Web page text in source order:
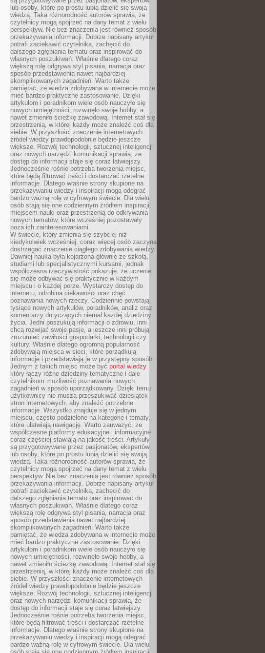
lub osoby, które po prostu lubią dzielić się swoją
wiedzą. Taka różnorodność autorów sprawia, że
czytelnicy mogą spojrzeć na dany temat z wielu
perspektyw. Nie bez znaczenia jest również sposób
przekazywania informacji. Dobrze napisany artykuł
potrafi zaciekawić czytelnika, zachęcić do
dalszego zgłębiania tematu oraz inspirować do
własnych poszukiwań. Właśnie dlatego coraz
większą rolę odgrywa styl pisania, narracja oraz
sposób przedstawienia nawet najbardziej
skomplikowanych zagadnień. Warto także
pamiętać, że wiedza zdobywana w internecie może
mieć bardzo praktyczne zastosowanie. Dzięki
artykułom i poradnikom wiele osób nauczyło się
nowych umiejętności, rozwinęło swoje hobby, a
nawet zmieniło ścieżkę zawodową. Internet stał się
przestrzenią, w której każdy może znaleźć coś dla
siebie. W przyszłości znaczenie internetowych
źródeł wiedzy prawdopodobnie będzie jeszcze
większe. Rozwój technologii, sztucznej inteligencji
oraz nowych narzędzi komunikacji sprawia, że
dostęp do informacji staje się coraz łatwiejszy.
Jednocześnie rośnie potrzeba tworzenia miejsc,
które będą filtrować treści i dostarczać rzetelne
informacje. Dlatego właśnie strony skupione na
przekazywaniu wiedzy i inspiracji mogą odegrać
bardzo ważną rolę w cyfrowym świecie. Dla wielu
osób stają się one codziennym źródłem inspiracji,
miejscem nauki oraz przestrzenią do odkrywania
nowych tematów, które wcześniej pozostawały
poza ich zainteresowaniami.
W świecie, który zmienia się szybciej niż
kiedykolwiek wcześniej, coraz więcej osób zaczyna
dostrzegać znaczenie ciągłego zdobywania wiedzy.
Dawniej nauka była kojarzona głównie ze szkołą,
studiami lub specjalistycznymi kursami, jednak
współczesna rzeczywistość pokazuje, że uczenie
się może odbywać się praktycznie w każdym
miejscu i o każdej porze. Wystarczy dostęp do
internetu, odrobina ciekawości oraz chęć
poznawania nowych rzeczy. Codziennie powstają
tysiące nowych artykułów, poradników, analiz oraz
komentarzy dotyczących niemal każdej dziedziny
życia. Jedni poszukują informacji o zdrowiu, inni
chcą rozwijać swoje pasje, a jeszcze inni próbują
zrozumieć zawiłości gospodarki, technologii czy
kultury. Właśnie dlatego ogromną popularność
zdobywają miejsca w sieci, które porządkują
informacje i przedstawiają je w przystępny sposób.
Jednym z takich miejsc może być portal wiedzy
który łączy różne dziedziny tematyczne i daje
czytelnikom możliwość poznawania nowych
zagadnień w sposób uporządkowany. Dzięki temu
użytkownicy nie muszą przeszukiwać dziesiątek
stron internetowych, aby znaleźć potrzebne
informacje. Wszystko znajduje się w jednym
miejscu, często podzielone na kategorie i tematy,
które ułatwiają nawigację. Warto zauważyć, że
współczesne platformy edukacyjne i informacyjne
coraz częściej stawiają na jakość treści. Artykuły
są przygotowywane przez pasjonatów, ekspertów
lub osoby, które po prostu lubią dzielić się swoją
wiedzą. Taka różnorodność autorów sprawia, że
czytelnicy mogą spojrzeć na dany temat z wielu
perspektyw. Nie bez znaczenia jest również sposób
przekazywania informacji. Dobrze napisany artykuł
potrafi zaciekawić czytelnika, zachęcić do
dalszego zgłębiania tematu oraz inspirować do
własnych poszukiwań. Właśnie dlatego coraz
większą rolę odgrywa styl pisania, narracja oraz
sposób przedstawienia nawet najbardziej
skomplikowanych zagadnień. Warto także
pamiętać, że wiedza zdobywana w internecie może
mieć bardzo praktyczne zastosowanie. Dzięki
artykułom i poradnikom wiele osób nauczyło się
nowych umiejętności, rozwinęło swoje hobby, a
nawet zmieniło ścieżkę zawodową. Internet stał się
przestrzenią, w której każdy może znaleźć coś dla
siebie. W przyszłości znaczenie internetowych
źródeł wiedzy prawdopodobnie będzie jeszcze
większe. Rozwój technologii, sztucznej inteligencji
oraz nowych narzędzi komunikacji sprawia, że
dostęp do informacji staje się coraz łatwiejszy.
Jednocześnie rośnie potrzeba tworzenia miejsc,
które będą filtrować treści i dostarczać rzetelne
informacje. Dlatego właśnie strony skupione na
przekazywaniu wiedzy i inspiracji mogą odegrać
bardzo ważną rolę w cyfrowym świecie. Dla wielu